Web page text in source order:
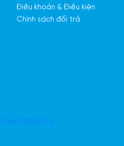
Điều khoản & Điều kiện
Chính sách đổi trả
duyphatbattery